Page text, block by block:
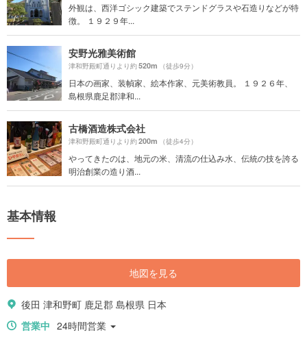
外観は、西洋ゴシック建築でステンドグラスや石造りなどが特
徴。 １９２９年...
安野光雅美術館
津和野殿町通りより約520m （徒歩9分）
日本の画家、装幀家、絵本作家、元美術教員。 １９２６年、
島根県鹿足郡津和...
古橋酒造株式会社
津和野殿町通りより約200m （徒歩4分）
やってきたのは、地元の米、清流の仕込み水、伝統の技を誇る
明治創業の造り酒...
基本情報
地図を見る
後田 津和野町 鹿足郡 島根県 日本
営業中 24時間営業